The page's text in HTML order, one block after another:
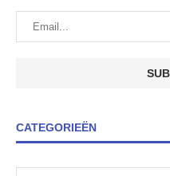
CATEGORIEËN